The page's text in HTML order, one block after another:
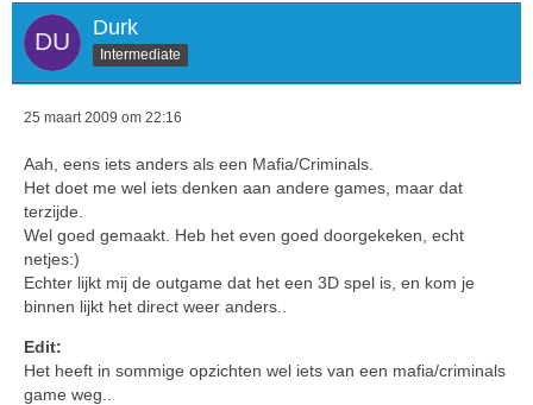
Durk
Intermediate
25 maart 2009 om 22:16
Aah, eens iets anders als een Mafia/Criminals.
Het doet me wel iets denken aan andere games, maar dat
terzijde.
Wel goed gemaakt. Heb het even goed doorgekeken, echt
netjes:)
Echter lijkt mij de outgame dat het een 3D spel is, en kom je
binnen lijkt het direct weer anders..
Edit:
Het heeft in sommige opzichten wel iets van een mafia/criminals
game weg..